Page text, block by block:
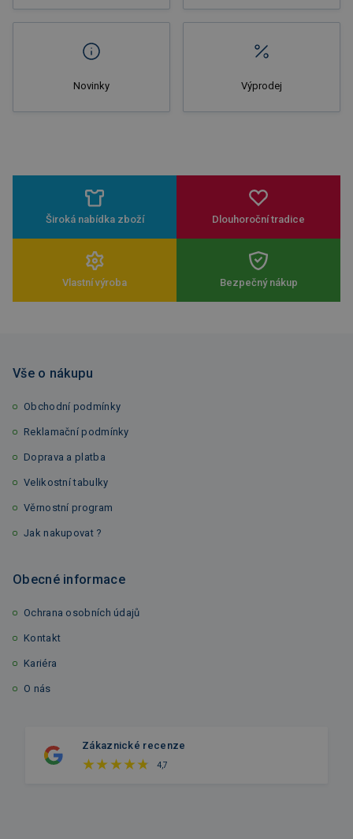
Novinky Výprodej
Široká nabídka zboží Dlouhoroční tradice
Vlastní výroba Bezpečný nákup
Vše o nákupu
Obchodní podmínky
Reklamační podmínky
Doprava a platba
Velikostní tabulky
Věrnostní program
Jak nakupovat ?
Obecné informace
Ochrana osobních údajů
Kontakt
Kariéra
O nás
Zákaznické recenze
4,7